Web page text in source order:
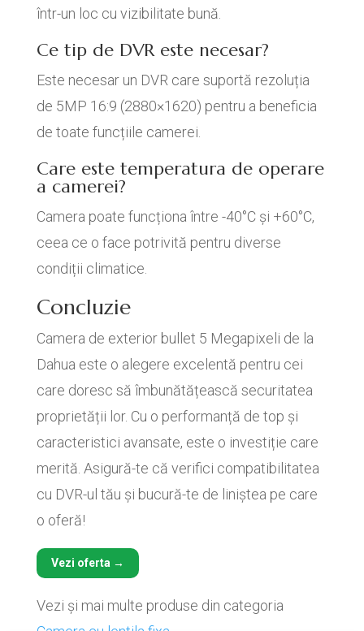
într-un loc cu vizibilitate bună.
Ce tip de DVR este necesar?
Este necesar un DVR care suportă rezoluția
de 5MP 16:9 (2880×1620) pentru a beneficia
de toate funcțiile camerei.
Care este temperatura de operare
a camerei?
Camera poate funcționa între -40°C și +60°C,
ceea ce o face potrivită pentru diverse
condiții climatice.
Concluzie
Camera de exterior bullet 5 Megapixeli de la
Dahua este o alegere excelentă pentru cei
care doresc să îmbunătățească securitatea
proprietății lor. Cu o performanță de top și
caracteristici avansate, este o investiție care
merită. Asigură-te că verifici compatibilitatea
cu DVR-ul tău și bucură-te de liniștea pe care
o oferă!
Vezi oferta →
Vezi și mai multe produse din categoria